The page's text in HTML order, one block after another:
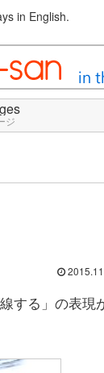
in English.
ジ
する」の表現